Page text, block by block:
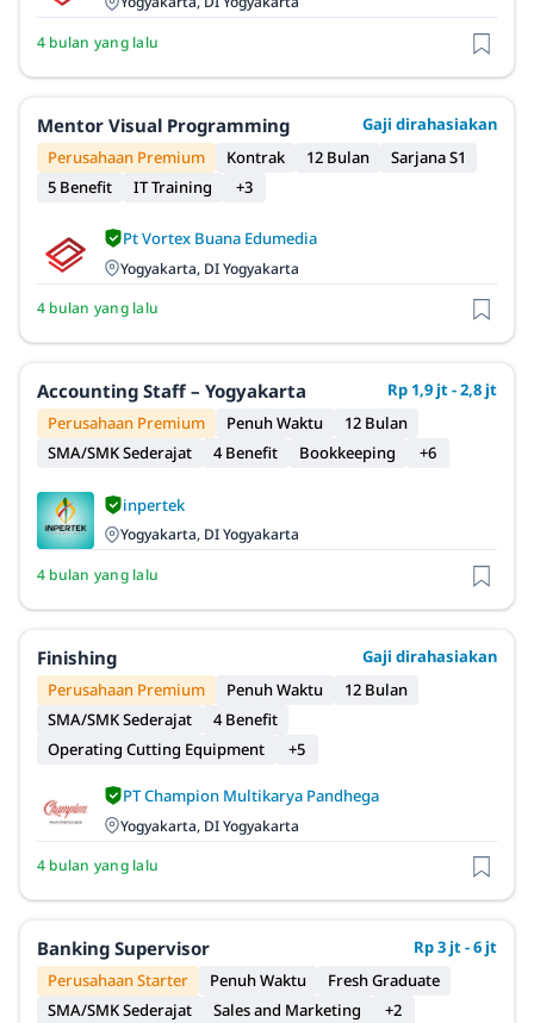
4 bulan yang lalu
Mentor Visual Programming
Gaji dirahasiakan
Perusahaan Premium
Kontrak 12 Bulan
Sarjana S1
5 Benefit
IT Training +3
Pt Vortex Buana Edumedia
Yogyakarta, DI Yogyakarta
4 bulan yang lalu
Accounting Staff – Yogyakarta
Rp 1,9 jt - 2,8 jt
Perusahaan Premium
Penuh Waktu
12 Bulan
SMA/SMK Sederajat
4 Benefit Bookkeeping +6
inpertek
Yogyakarta, DI Yogyakarta
4 bulan yang lalu
Finishing
Gaji dirahasiakan
Perusahaan Premium
Penuh Waktu
12 Bulan
SMA/SMK Sederajat
4 Benefit
Operating Cutting Equipment
+5
PT Champion Multikarya Pandhega
Yogyakarta, DI Yogyakarta
4 bulan yang lalu
Banking Supervisor
Rp 3 jt - 6 jt
Perusahaan Starter
Penuh Waktu
Fresh Graduate
SMA/SMK Sederajat
Sales and Marketing +2